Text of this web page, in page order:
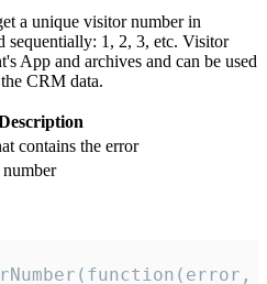
a unique visitor number in
sequentially: 1, 2, 3, etc. Visitor
App and archives and can be used
CRM data.
contains the error